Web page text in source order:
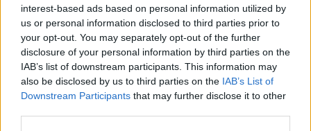
interest-based ads based on personal information utilized by
us or personal information disclosed to third parties prior to
your opt-out. You may separately opt-out of the further
disclosure of your personal information by third parties on the
IAB’s list of downstream participants. This information may
also be disclosed by us to third parties on the IAB’s List of
Downstream Participants that may further disclose it to other
Ar Gedimino bokštas atsidurs po vandeniu?
Kviečia ruoštis Nacionaliniam aplinkosaugos
egzaminui